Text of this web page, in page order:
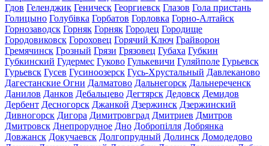
Гдов Геленджик Геническ Георгиевск Глазов Гола пристань
Голицыно Голубівка Горбатов Горловка Горно-Алтайск
Горнозаводск Горняк Горняк Городец Городище
Городовиковск Гороховец Горячий Ключ Грайворон
Гремячинск Грозный Грязи Грязовец Губаха Губкин
Губкинский Гудермес Гуково Гулькевичи Гуляйполе Гурьевск
Гурьевск Гусев Гусиноозерск Гусь-Хрустальный Давлеканово
Дагестанские Огни Далматово Дальнегорск Дальнереченск
Данилов Данков Дебальцево Дегтярск Дедовск Демидов
Дербент Десногорск Джанкой Дзержинск Дзержинский
Дивногорск Дигора Димитровград Дмитриев Дмитров
Дмитровск Днепрорудное Дно Добропілля Добрянка
Довжанск Докучаевск Долгопрудный Долинск Домодедово